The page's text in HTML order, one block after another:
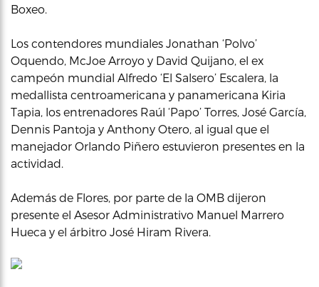
Boxeo.
Los contendores mundiales Jonathan ‘Polvo’
Oquendo, McJoe Arroyo y David Quijano, el ex
campeón mundial Alfredo ‘El Salsero’ Escalera, la
medallista centroamericana y panamericana Kiria
Tapia, los entrenadores Raúl ‘Papo’ Torres, José García,
Dennis Pantoja y Anthony Otero, al igual que el
manejador Orlando Piñero estuvieron presentes en la
actividad.
Además de Flores, por parte de la OMB dijeron
presente el Asesor Administrativo Manuel Marrero
Hueca y el árbitro José Hiram Rivera.